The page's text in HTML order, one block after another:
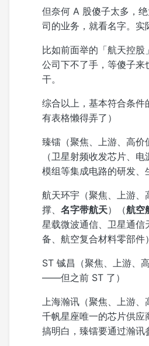
但奈何 A 股傻子太多，
司的业务，就看名字。实
比如前面举的「航天控
公司下不了手，等傻子来
干。
综合以上，基本符合条件
有表格懒得弄了）
臻镭（聚焦、上游、高价
（卫星射频收发芯片、
模组等集成电路的研发、
航天环宇（聚焦、上游、
撑、 名字带航天）（航空
星载微波通信、卫星通信
备、航空复合材料零部件）
ST 铖昌（聚焦、上游、
——但之前 ST 了）
上海瀚讯（聚焦、上游、
千帆星座唯一的芯片供
搞明白，臻镭要通过瀚讯